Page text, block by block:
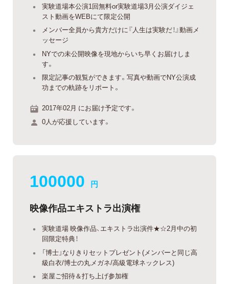
実験道場本公演1回無料or実験道場3月公演ダイジェ
スト動画をWEBにて限定公開
メンバー全員から貴方だけに『人生は実験だ！』動画メ
ッセージ
NYでの未公開映像を現地からいち早くお届けしま
す。
限定記事の観覧ができます。写真や動画でNY公演成
功までの軌跡をリポート。
2017年02月 にお届け予定です。
0人が応援しています。
100000 円
映像作品エキストラ出演権
実験道場 映像作品、エキストラ出演件★☆2月中の初
回限定特典！
「博士」なりきりセットプレゼント(メンバーと同じ高
級白衣/博士の丸メガネ/高級電球ネックレス)
楽屋ご招待＆打ち上げ参加権